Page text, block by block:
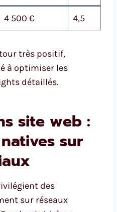
4 500 € 4,5
très positif,
à optimiser les
détaillés.
site web :
sur
des
sur réseaux